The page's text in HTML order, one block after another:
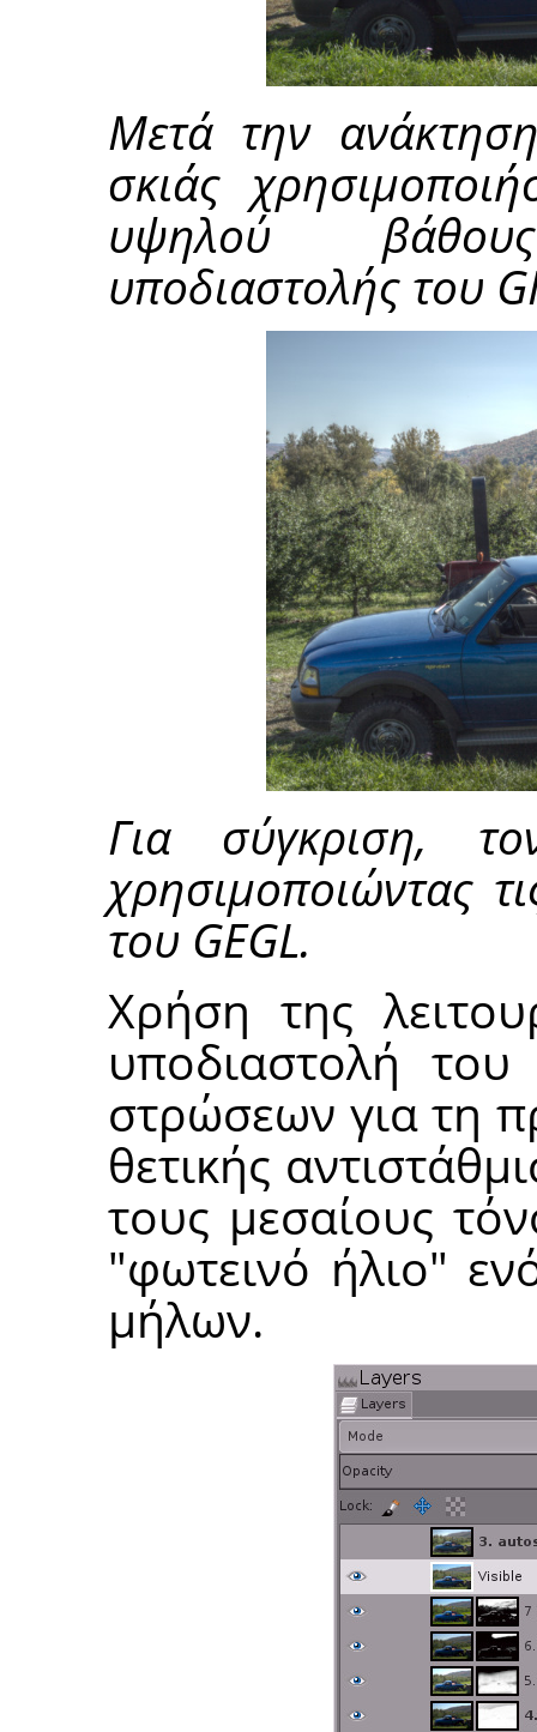
Μετά την
σκιάς
υψηλού
υποδιαστολής του
Για σύγκριση,
χρησιμοποιώντας
του GEGL.
Χρήση της
υποδιαστολή
στρώσεων για τη
θετικής
τους μεσαίους
"φωτεινό ήλιο"
μήλων.